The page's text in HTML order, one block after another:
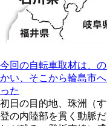
今回の自転車取材は、
かい、そこから輪島市
った
初日の目的地、珠洲（
登の内陸部を貫く動脈